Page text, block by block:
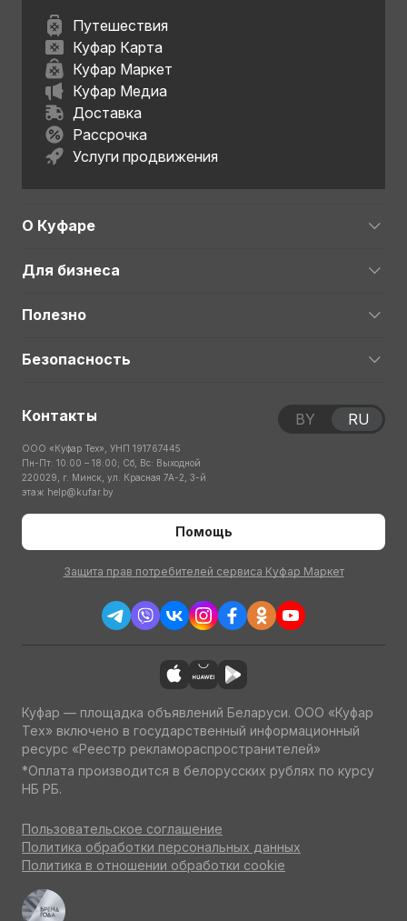
Путешествия
Куфар Карта
Куфар Маркет
Куфар Медиа
Доставка
Рассрочка
Услуги продвижения
О Куфаре
Для бизнеса
Полезно
Безопасность
Контакты
ООО «Куфар Тех», УНП 191767445
Пн-Пт: 10:00 – 18:00; Сб, Вс: Выходной
220029, г. Минск, ул. Красная 7А-2, 3-й
этаж help@kufar.by
Помощь
Защита прав потребителей сервиса Куфар Маркет
BY RU
Куфар — площадка объявлений Беларуси. ООО «Куфар
Тех» включено в государственный информационный
ресурс «Реестр рекламораспространителей»
*Оплата производится в белорусских рублях по курсу
НБ РБ.
Пользовательское соглашение
Политика обработки персональных данных
Политика в отношении обработки cookie